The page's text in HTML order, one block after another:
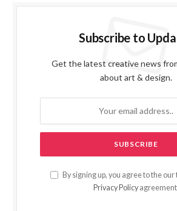
Subscribe to
Get the latest creative news
about art & design.
By signing up, you agree to the
Privacy Policy